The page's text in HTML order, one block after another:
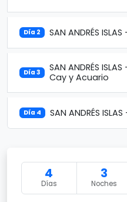
Día 2 SAN ANDRÉS
Día 3
SAN ANDRÉS
Cay y Acuario
Día 4 SAN ANDRÉS
4
Días
3
Noches